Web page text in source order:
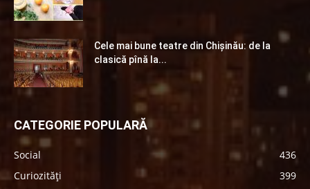
Cele mai bune teatre din Chişinău: de la
clasică pînă la...
CATEGORIE POPULARĂ
Social
436
Curiozități
399